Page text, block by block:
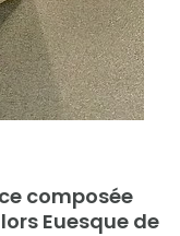
composée
Euesque de